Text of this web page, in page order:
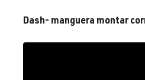
Dash- manguera montar